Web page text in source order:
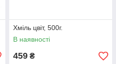
Хміль цвіт, 500г.
В наявності
459 ₴